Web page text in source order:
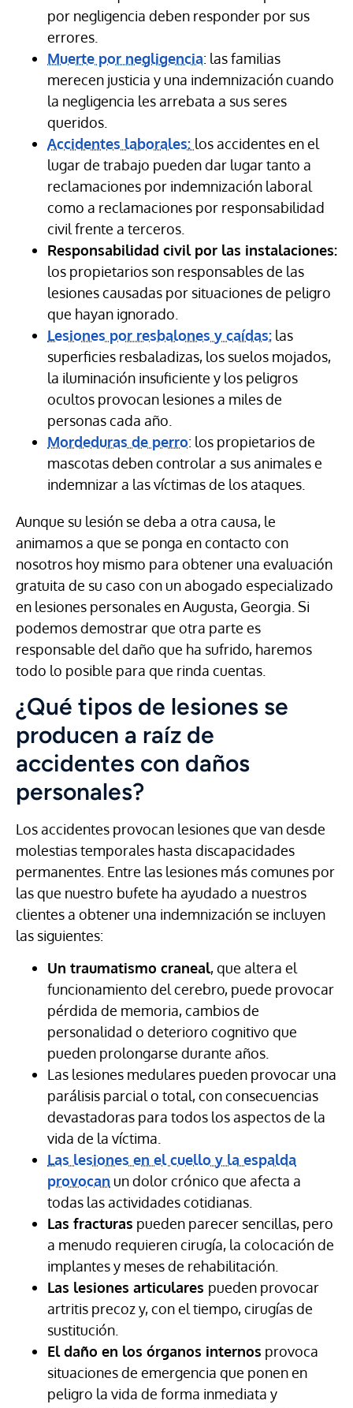
por negligencia deben responder por sus
errores.
Muerte por negligencia: las familias
merecen justicia y una indemnización cuando
la negligencia les arrebata a sus seres
queridos.
Accidentes laborales: los accidentes en el
lugar de trabajo pueden dar lugar tanto a
reclamaciones por indemnización laboral
como a reclamaciones por responsabilidad
civil frente a terceros.
Responsabilidad civil por las instalaciones:
los propietarios son responsables de las
lesiones causadas por situaciones de peligro
que hayan ignorado.
Lesiones por resbalones y caídas: las
superficies resbaladizas, los suelos mojados,
la iluminación insuficiente y los peligros
ocultos provocan lesiones a miles de
personas cada año.
Mordeduras de perro: los propietarios de
mascotas deben controlar a sus animales e
indemnizar a las víctimas de los ataques.
Aunque su lesión se deba a otra causa, le
animamos a que se ponga en contacto con
nosotros hoy mismo para obtener una evaluación
gratuita de su caso con un abogado especializado
en lesiones personales en Augusta, Georgia. Si
podemos demostrar que otra parte es
responsable del daño que ha sufrido, haremos
todo lo posible para que rinda cuentas.
¿Qué tipos de lesiones se
producen a raíz de
accidentes con daños
personales?
Los accidentes provocan lesiones que van desde
molestias temporales hasta discapacidades
permanentes. Entre las lesiones más comunes por
las que nuestro bufete ha ayudado a nuestros
clientes a obtener una indemnización se incluyen
las siguientes:
Un traumatismo craneal, que altera el
funcionamiento del cerebro, puede provocar
pérdida de memoria, cambios de
personalidad o deterioro cognitivo que
pueden prolongarse durante años.
Las lesiones medulares pueden provocar una
parálisis parcial o total, con consecuencias
devastadoras para todos los aspectos de la
vida de la víctima.
Las lesiones en el cuello y la espalda
provocan un dolor crónico que afecta a
todas las actividades cotidianas.
Las fracturas pueden parecer sencillas, pero
a menudo requieren cirugía, la colocación de
implantes y meses de rehabilitación.
Las lesiones articulares pueden provocar
artritis precoz y, con el tiempo, cirugías de
sustitución.
El daño en los órganos internos provoca
situaciones de emergencia que ponen en
peligro la vida de forma inmediata y